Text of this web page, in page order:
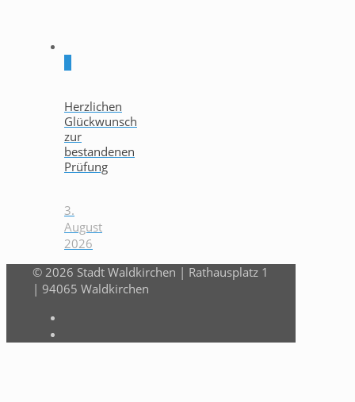
Herzlichen
Glückwunsch
zur
bestandenen
Prüfung
3.
August
2026
© 2026 Stadt Waldkirchen | Rathausplatz 1
| 94065 Waldkirchen